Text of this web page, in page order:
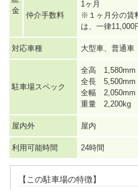
金
仲介手数料
1ヶ月
※１ヶ月分の賃
は、一律11,000
対応車種 大型車、普通車
駐車場スペック
全高 1,580mm
全長 5,500mm
全幅 2,050mm
重量 2,200kg
屋内外 屋内
利用可能時間 24時間
【この駐車場の特徴】